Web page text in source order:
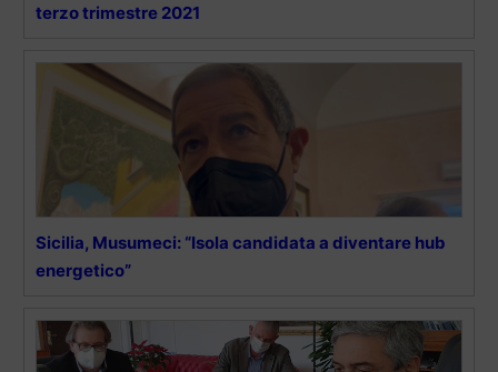
terzo trimestre 2021
Sicilia, Musumeci: “Isola candidata a diventare hub
energetico”